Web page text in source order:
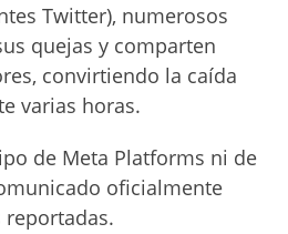
Twitter), numerosos
quejas y comparten
convirtiendo la caída
varias horas.
de Meta Platforms ni de
oficialmente
reportadas.